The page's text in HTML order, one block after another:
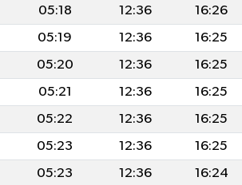
05:18 12:36 16:26
05:19 12:36 16:25
05:20 12:36 16:25
05:21 12:36 16:25
05:22 12:36 16:25
05:23 12:36 16:25
05:23 12:36 16:24